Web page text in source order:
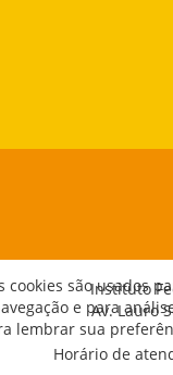
Instituto
Av. Lauro
Horário de
são usados
e para
lembrar sua